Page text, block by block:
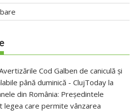
Cod Galben de caniculă și
până duminică - ClujToday la
din România: Președintele
legea care permite vânzarea